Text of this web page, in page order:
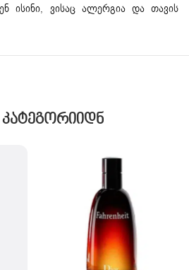
ისინი, ვისაც ალერგია და თავის
Კატეგორიიდნ